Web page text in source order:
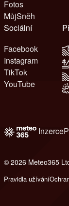
Fotos
MůjSněh
Sociální
Facebook
Instagram
TikTok
YouTube
Inzerce
© 2026 Meteo365
Pravidla užívání